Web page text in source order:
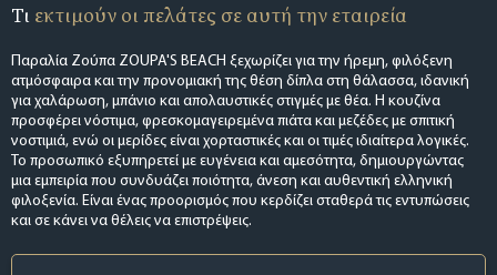
Τι εκτιμούν οι πελάτες σε αυτή την εταιρεία
Παραλία Ζούπα ZOUPA'S BEACH ξεχωρίζει για την ήρεμη, φιλόξενη
ατμόσφαιρα και την προνομιακή της θέση δίπλα στη θάλασσα, ιδανική
για χαλάρωση, μπάνιο και απολαυστικές στιγμές με θέα. Η κουζίνα
προσφέρει νόστιμα, φρεσκομαγειρεμένα πιάτα και μεζέδες με σπιτική
νοστιμιά, ενώ οι μερίδες είναι χορταστικές και οι τιμές ιδιαίτερα λογικές.
Το προσωπικό εξυπηρετεί με ευγένεια και αμεσότητα, δημιουργώντας
μια εμπειρία που συνδυάζει ποιότητα, άνεση και αυθεντική ελληνική
φιλοξενία. Είναι ένας προορισμός που κερδίζει σταθερά τις εντυπώσεις
και σε κάνει να θέλεις να επιστρέψεις.